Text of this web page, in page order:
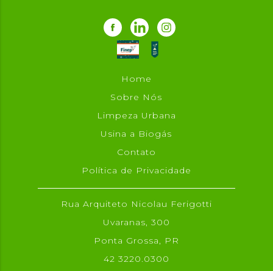
Home
Sobre Nós
Limpeza Urbana
Usina a Biogás
Contato
Política de Privacidade
Rua Arquiteto Nicolau Ferigotti
Uvaranas, 300
Ponta Grossa, PR
42 3220.0300